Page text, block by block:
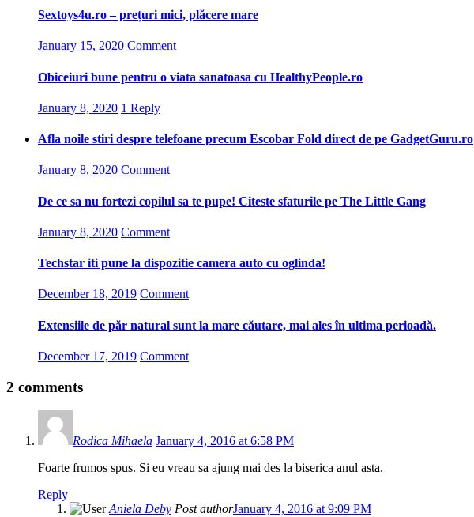
Sextoys4u.ro – prețuri mici, plăcere mare
January 15, 2020 Comment
Obiceiuri bune pentru o viata sanatoasa cu HealthyPeople.ro
January 8, 2020 1 Reply
Afla noile stiri despre telefoane precum Escobar Fold direct de pe GadgetGuru.ro
January 8, 2020 Comment
De ce sa nu fortezi copilul sa te pupe! Citeste sfaturile pe The Little Gang
January 8, 2020 Comment
Techstar iti pune la dispozitie camera auto cu oglinda!
December 18, 2019 Comment
Extensiile de păr natural sunt la mare căutare, mai ales în ultima perioadă.
December 17, 2019 Comment
2 comments
Rodica Mihaela January 4, 2016 at 6:58 PM
Foarte frumos spus. Si eu vreau sa ajung mai des la biserica anul asta.
Reply
Aniela Deby Post authorJanuary 4, 2016 at 9:09 PM